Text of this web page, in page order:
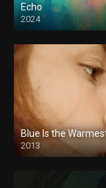
Echo
2024
Blue Is the
2013